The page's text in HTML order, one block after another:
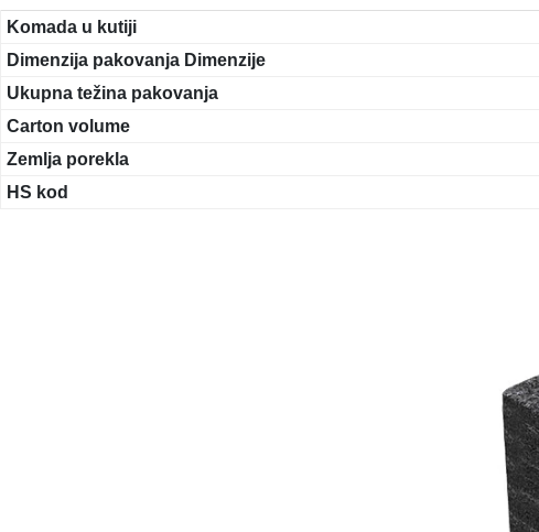
Komada u kutiji
Dimenzija pakovanja Dimenzije
Ukupna težina pakovanja
Carton volume
Zemlja porekla
HS kod